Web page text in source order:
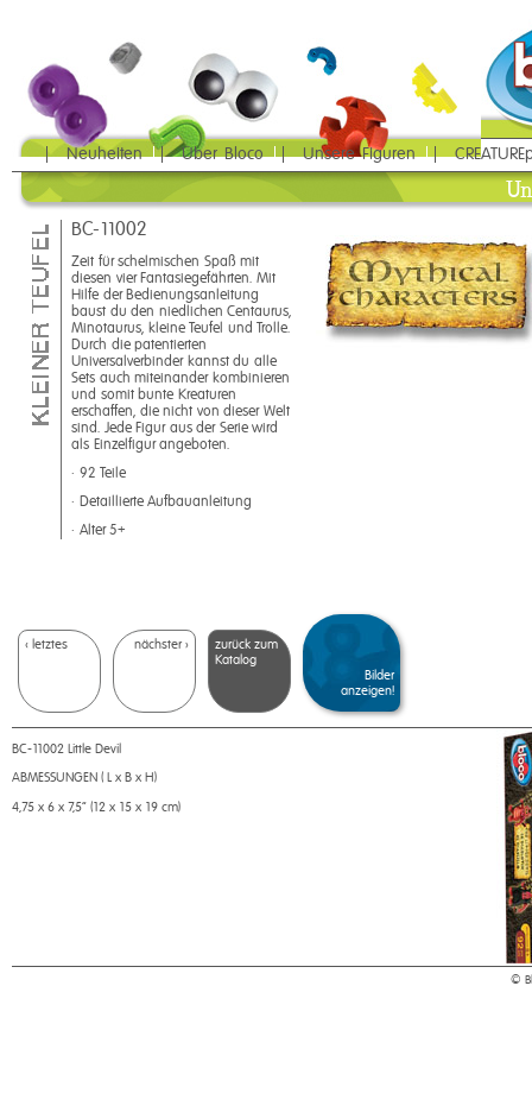
Neuheiten Über Bloco Unsere Figuren
BC-11002
Zeit für schelmischen Spaß mit
diesen vier Fantasiegefährten. Mit
Hilfe der Bedienungsanleitung
baust du den niedlichen Centaurus,
Minotaurus, kleine Teufel und Trolle.
Durch die patentierten
Universalverbinder kannst du alle
Sets auch miteinander kombinieren
und somit bunte Kreaturen
erschaffen, die nicht von dieser Welt
sind. Jede Figur aus der Serie wird
als Einzelfigur angeboten.
• 92 Teile
• Detaillierte Aufbauanleitung
• Alter 5+
< letztes nächster >
zurück zum
Katalog
Bilder
anzeigen!
BC-11002 Little Devil
ABMESSUNGEN ( L x B x H)
4,75 x 6 x 7,5" (12 x 15 x 19 cm)
©